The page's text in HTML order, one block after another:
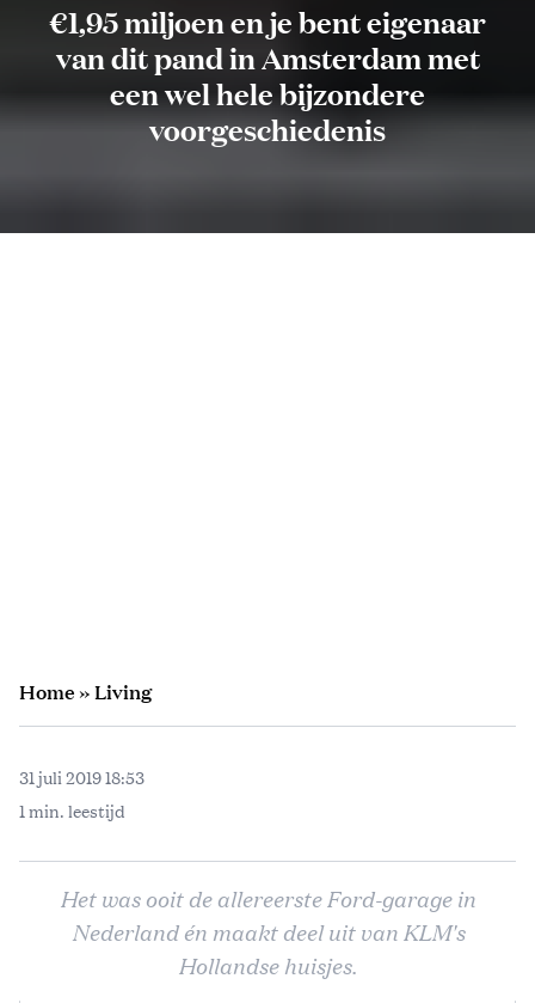
€1,95 miljoen en je bent eigenaar
van dit pand in Amsterdam met
een wel hele bijzondere
voorgeschiedenis
Home»Living
31 juli 2019 18:53
1 min. leestijd
Het was ooit de allereerste Ford-garage in
Nederland én maakt deel uit van KLM's
Hollandse huisjes.